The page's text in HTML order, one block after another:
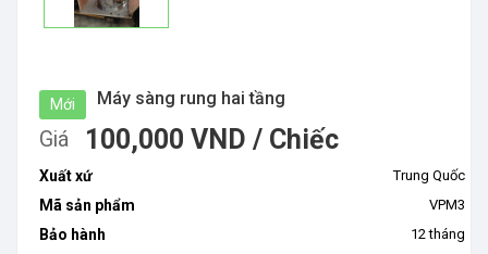
Mới Máy sàng rung hai tầng
Giá 100,000 VND / Chiếc
Xuất xứ Trung Quốc
Mã sản phẩm VPM3
Bảo hành 12 tháng